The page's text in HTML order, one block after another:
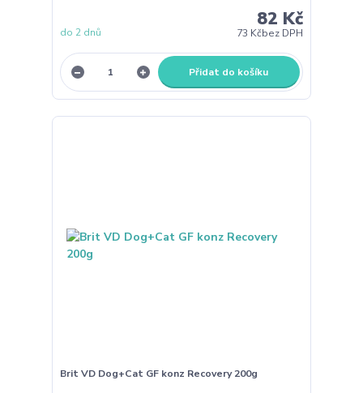
82 Kč
73 Kčbez DPH
do 2 dnů
Přidat do košíku
Brit VD Dog+Cat GF konz Recovery 200g